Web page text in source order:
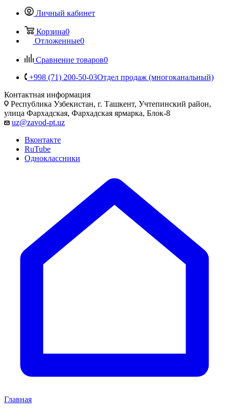
Личный кабинет
Корзина0
Отложенные0
Сравнение товаров0
+998 (71) 200-50-03Отдел продаж (многоканальный)
Контактная информация
Республика Узбекистан, г. Ташкент, Учтепинский район,
улица Фархадская, Фархадская ярмарка, Блок-8
uz@zavod-pt.uz
Вконтакте
RuTube
Одноклассники
Главная